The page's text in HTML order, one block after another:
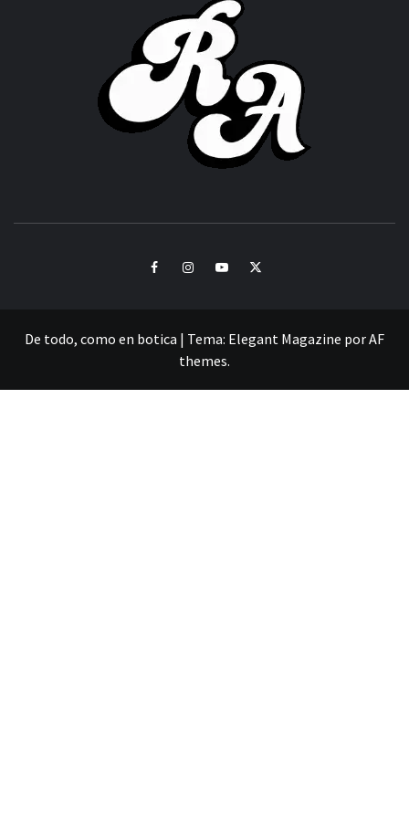
FacebookInstagramYoutubeTwitter
De todo, como en botica | Tema: Elegant Magazine porAF
themes.